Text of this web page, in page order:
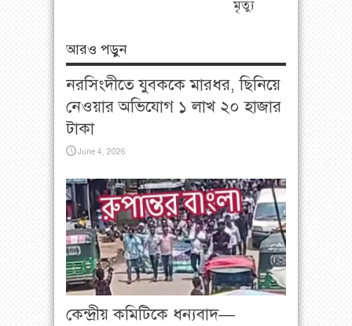
মৃত্যু
আরও পড়ুন
নরসিংদীতে যুবককে মারধর, ছিনিয়ে
নেওয়ার অভিযোগ ১ লাখ ২০ হাজার
টাকা
June 4, 2026
কেন্দ্রীয় কমিটিকে ধন্যবাদ—